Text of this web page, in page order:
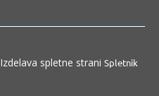
Izdelava spletne strani Spletnik